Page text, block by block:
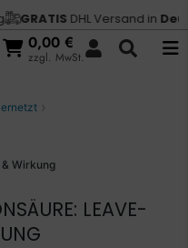
DHL Versand in
0,00 €
zzgl. MwSt.
Wirkung
LEAVE-